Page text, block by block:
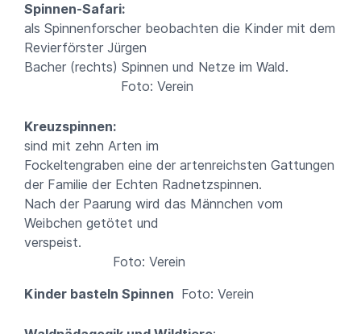
Spinnen-Safari:
als Spinnenforscher beobachten die Kinder mit dem
Revierförster Jürgen
Bacher (rechts) Spinnen und Netze im Wald.
Foto: Verein
Kreuzspinnen:
sind mit zehn Arten im
Fockeltengraben eine der artenreichsten Gattungen
der Familie der Echten Radnetzspinnen.
Nach der Paarung wird das Männchen vom
Weibchen getötet und
verspeist.
Foto: Verein
Kinder basteln Spinnen Foto: Verein